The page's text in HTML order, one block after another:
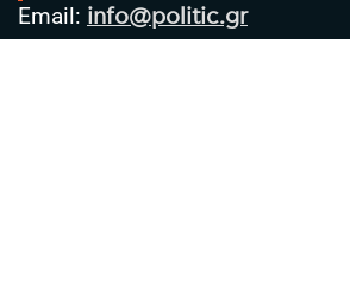
Email: info@politic.gr
Τηλ: